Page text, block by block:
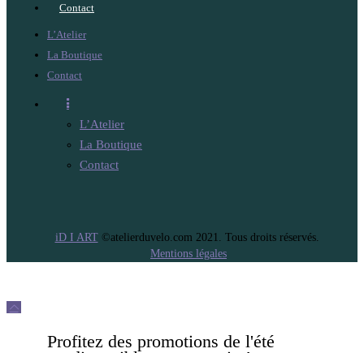
Contact
L’Atelier
La Boutique
Contact
L’Atelier
La Boutique
Contact
iD I ART©atelierduvelo.com 2021. Tous droits réservés.
Mentions légales
Profitez des promotions de l'été